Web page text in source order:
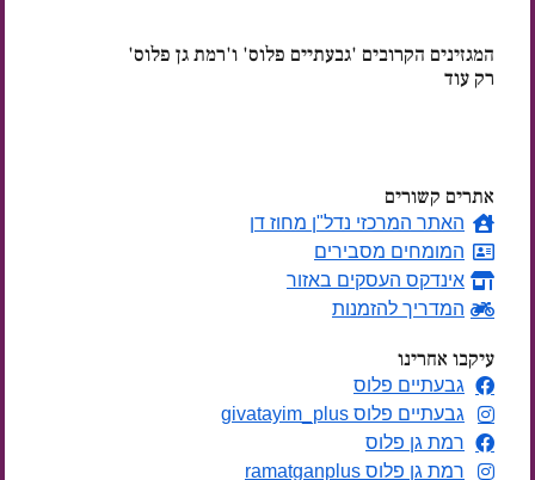
המגזינים הקרובים 'גבעתיים פלוס' ו'רמת גן פלוס'
רק עוד
אתרים קשורים
האתר המרכזי נדל"ן מחוז דן
המומחים מסבירים
אינדקס העסקים באזור
המדריך להזמנות
עיקבו אחרינו
גבעתיים פלוס
גבעתיים פלוס givatayim_plus
רמת גן פלוס
רמת גן פלוס ramatganplus